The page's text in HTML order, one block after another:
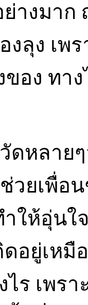
ย่างมา
งลุง เพ
อง ทา
ดหลา
วยเพื่อ
ำให้อุ่น
อยู่เห
ไร เพร